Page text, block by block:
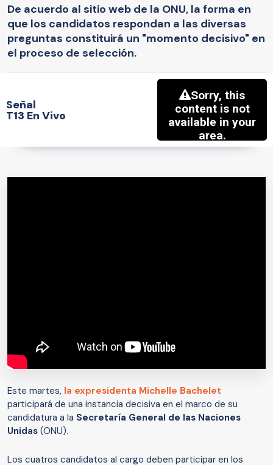
De acuerdo al sitio web de la ONU, la forma en
que los candidatos respondan a las diversas
preguntas constituirá un "momento decisivo" en
el proceso de selección.
Señal
T13 En Vivo
Este martes, la expresidenta Michelle Bachelet
participará de una instancia decisiva en el marco de su
candidatura a la Secretaría General de las Naciones
Unidas (ONU).
Los cuatros candidatos al cargo deben participar en los